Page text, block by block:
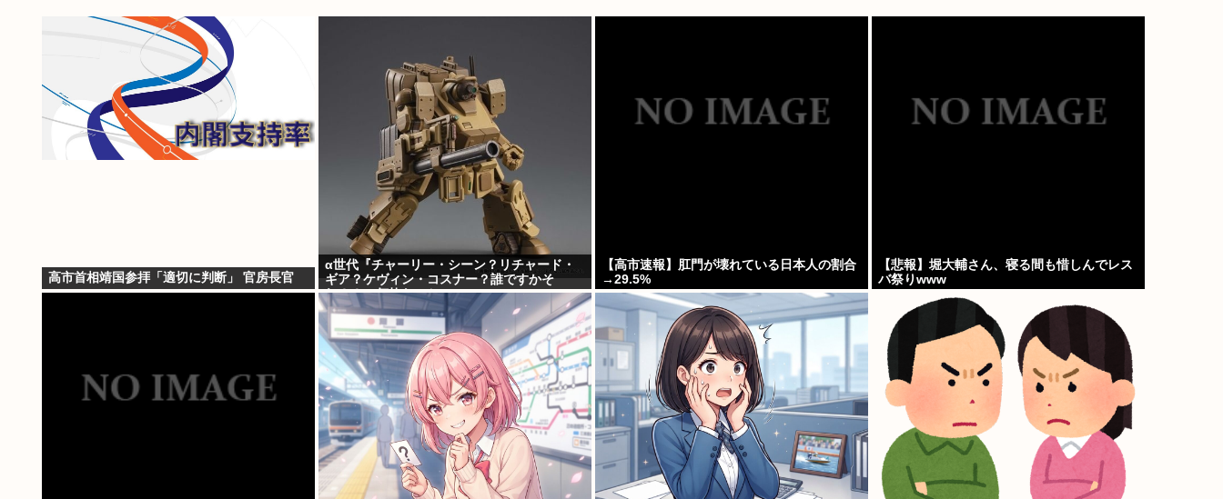
高市首相靖国参拝「適切に判断」 官房長官
α世代『チャーリー・シーン？リチャード・
ギア？ケヴィン・コスナー？誰ですかそ
れ？？』何故なのか
【高市速報】肛門が壊れている日本人の割合
→29.5%
【悲報】堀大輔さん、寝る間も惜しんでレス
バ祭りwww